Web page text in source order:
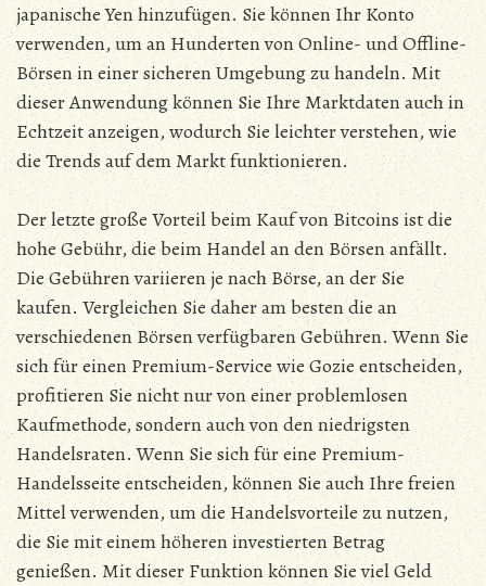
japanische Yen hinzufügen. Sie können Ihr Konto
verwenden, um an Hunderten von Online- und Offline-
Börsen in einer sicheren Umgebung zu handeln. Mit
dieser Anwendung können Sie Ihre Marktdaten auch in
Echtzeit anzeigen, wodurch Sie leichter verstehen, wie
die Trends auf dem Markt funktionieren.
Der letzte große Vorteil beim Kauf von Bitcoins ist die
hohe Gebühr, die beim Handel an den Börsen anfällt.
Die Gebühren variieren je nach Börse, an der Sie
kaufen. Vergleichen Sie daher am besten die an
verschiedenen Börsen verfügbaren Gebühren. Wenn Sie
sich für einen Premium-Service wie Gozie entscheiden,
profitieren Sie nicht nur von einer problemlosen
Kaufmethode, sondern auch von den niedrigsten
Handelsraten. Wenn Sie sich für eine Premium-
Handelsseite entscheiden, können Sie auch Ihre freien
Mittel verwenden, um die Handelsvorteile zu nutzen,
die Sie mit einem höheren investierten Betrag
genießen. Mit dieser Funktion können Sie viel Geld